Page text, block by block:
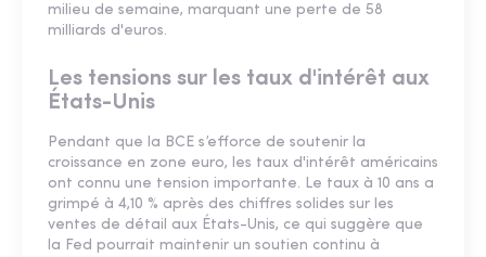
milieu de semaine, marquant une perte de 58
milliards d'euros.
Les tensions sur les taux d'intérêt aux
États-Unis
Pendant que la BCE s’efforce de soutenir la
croissance en zone euro, les taux d'intérêt américains
ont connu une tension importante. Le taux à 10 ans a
grimpé à 4,10 % après des chiffres solides sur les
ventes de détail aux États-Unis, ce qui suggère que
la Fed pourrait maintenir un soutien continu à